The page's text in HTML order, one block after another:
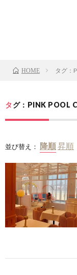
HOME タグ：
タグ：PINK POOL
並び替え：